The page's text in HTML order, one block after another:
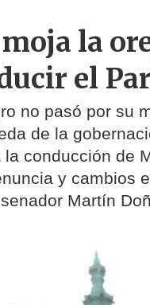
la
el
no pasó por su
de la
conducción de
y cambios
Martín